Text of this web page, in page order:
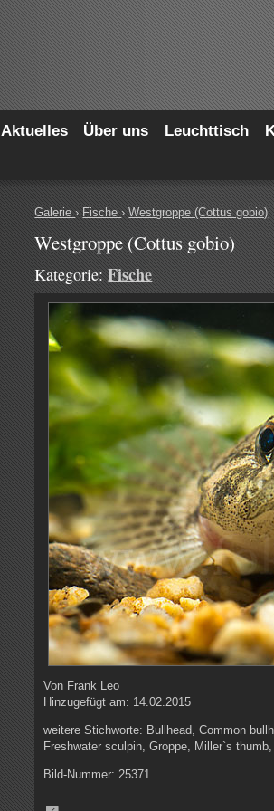
Aktuelles Über uns Leuchttisch
Galerie› Fische›Westgroppe (Cottus gobio)
Westgroppe (Cottus gobio)
Kategorie:Fische
Von Frank Leo
Hinzugefügt am: 14.02.2015
weitere Stichworte: Bullhead, Common
Freshwater sculpin, Groppe, Miller`s
Bild-Nummer:25371